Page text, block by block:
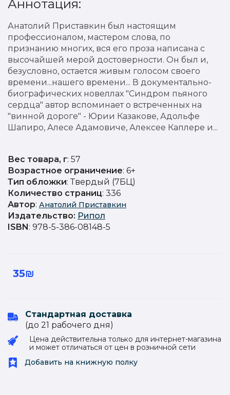
Аннотация:
Анатолий Приставкин был настоящим
профессионалом, мастером слова, по
признанию многих, вся его проза написана с
высочайшей мерой достоверности. Он был и,
безусловно, остается живым голосом своего
времени...нашего времени... В документально-
биографических новеллах "Синдром пьяного
сердца" автор вспоминает о встреченных на
"винной дороге" - Юрии Казакове, Адольфе
Шапиро, Алесе Адамовиче, Алексее Каплере и...
Вес товара, г: 57
Возрастное ограничение: 6+
Тип обложки: Твердый (7БЦ)
Количество страниц: 336
Автор: Анатолий Приставкин
Издательство: Рипол
ISBN: 978-5-386-08148-5
35₪
Стандартная доставка
(до 21 рабочего дня)
Цена действительна только для интернет-магазина
и может отличаться от цен в розничной сети
Добавить на книжную полку